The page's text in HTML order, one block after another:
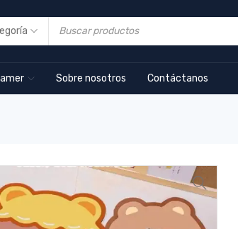
Sobre nosotros Contáctanos